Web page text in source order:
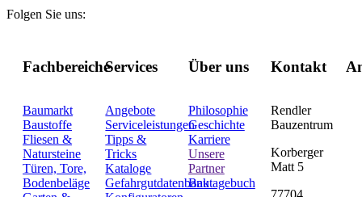
Folgen Sie uns:
Fachbereiche
Baumarkt
Baustoffe
Fliesen &
Natursteine
Türen, Tore,
Bodenbeläge
Services
Angebote
Serviceleistungen
Tipps &
Tricks
Kataloge
Gefahrgutdatenbank
Über uns
Philosophie
Geschichte
Karriere
Unsere
Partner
Bautagebuch
Kontakt
Rendler
Bauzentrum
Korberger
Matt 5